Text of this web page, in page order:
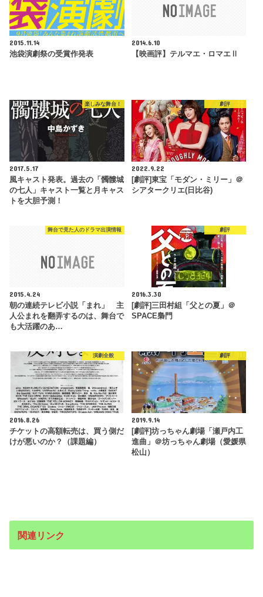
2015.11.14
池袋演劇祭の受賞作発表
2014.6.10
【映画評】テルマエ・ロマエⅡ
楽しみな舞台！
2017.5.17
風キャスト発表。過去の「髑髏城
の七人」キャスト一覧と月キャス
トを大胆予測！
劇評
2022.9.22
[劇評]東宝「モダン・ミリー」＠
シアタークリエ(日比谷)
舞台で見た人のドラマ出演情報
2015.4.24
朝の連続テレビ小説「まれ」 主
人公まれを翻弄するのは、舞台で
も大活躍のあ…
劇評
2016.3.30
[劇評]三田村組「父との夏」＠
SPACE梟門
演劇全般
2016.8.26
チケットの高額転売は、買う側だ
けが悪いのか？（課題編）
劇評
2019.9.14
[劇評]坊っちゃん劇場「瀬戸内工
進曲」＠坊っちゃん劇場（愛媛県
松山）
関連リンク